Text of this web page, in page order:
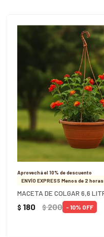
Aprovechá el 10% de descuento
ENVÍO EXPRESS Menos de 2 horas
$ 180 $200 10